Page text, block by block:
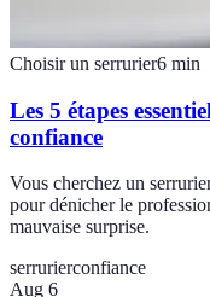
Choisir un serrurier6 min
Les 5 étapes
confiance
Vous cherchez un
pour dénicher le
mauvaise surprise.
serrurierconfiance
Aug 6